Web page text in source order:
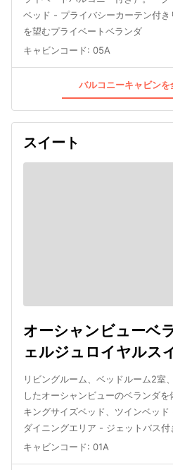
ベッド - プライバシーカーテン付
を望むプライベートベランダ
キャビンコード: 05A
バルコニーキャビン
スイート
オーシャンビューベ
ェルジュロイヤルス
リビングルーム、ベッドルーム2室
したオーシャンビューのベランダ
キングサイズベッド、ツインベッ
ダイニングエリア - ジェットバス
キャビンコード: 01A